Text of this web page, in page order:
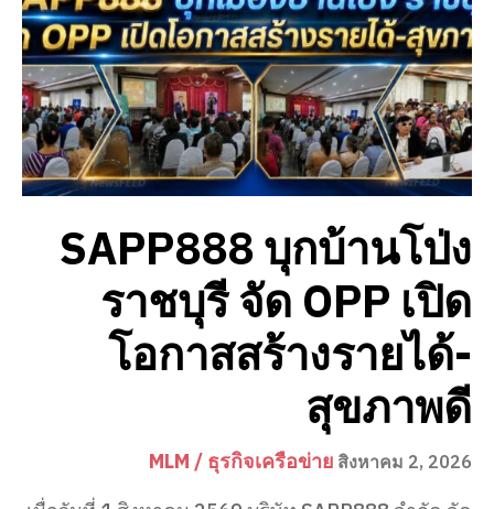
SAPP888 บุกบ้านโป่ง
ราชบุรี จัด OPP เปิด
โอกาสสร้างรายได้-
สุขภาพดี
MLM / ธุรกิจเครือข่าย สิงหาคม 2, 2026